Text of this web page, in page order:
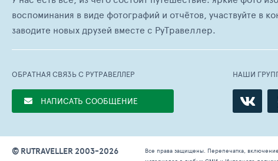
воспоминания в виде фотографий и отчётов, участвуйте в
заводите новых друзей вместе с РуТравеллер.
ОБРАТНАЯ СВЯЗЬ С РУТРАВЕЛЛЕР
НАПИСАТЬ СООБЩЕНИЕ
НАШИ
© RUTRAVELLER 2003-2026
Все права защищены. Перепечатка,